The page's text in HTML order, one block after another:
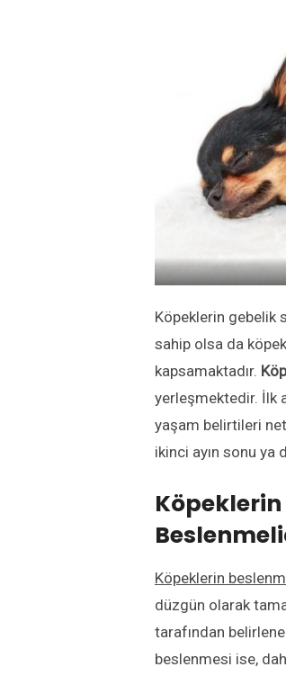
Köpeklerin gebelik
sahip olsa da
kapsamaktadır.
yerleşmektedir. İlk
yaşam belirtileri
ikinci ayın sonu ya
Köpeklerin
Köpeklerin
düzgün olarak
tarafından
beslenmesi ise,